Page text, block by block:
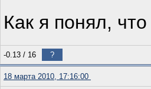
Как я понял,
-0.13 / 16 ?
18 марта 2010, 17:16:00